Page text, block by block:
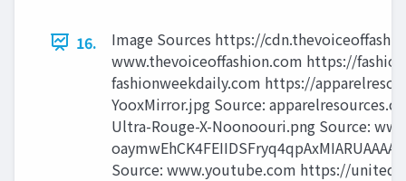
16.
Image Sources https://
www.thevoiceoﬀashion.com https://
fashionweekdaily.com https://
YooxMirror.jpg Source:
Ultra-Rouge-X-Noonoouri.png Source:
Source: www.youtube.com https://